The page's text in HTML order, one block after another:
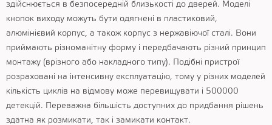
здійснюється в безпосередній близькості до дверей. Моделі
кнопок виходу можуть бути одягнені в пластиковий,
алюмінієвий корпус, а також корпус з нержавіючої сталі. Вони
приймають різноманітну форму і передбачають різний принцип
монтажу (врізного або накладного типу). Подібні пристрої
розраховані на інтенсивну експлуатацію, тому у різних моделей
кількість циклів на відмову може перевищувати і 500000
детекцій. Переважна більшість доступних до придбання рішень
здатна як розмикати, так і замикати контакт.